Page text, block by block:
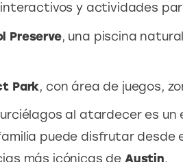
y actividades
Preserve, una piscina
Park, con área de juegos,
al atardecer es
puede disfrutar desde
más icónicas de Austin.